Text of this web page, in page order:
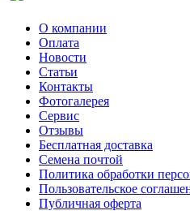
Тмин
Трава для чая
Туласи
Укроп
Фенхель пряный
Хризантема овощная
Цикорий пряный
Цикорий салатный
Черемша
Шпинат
Щавель
Эндивий
Эстрагон
О компании
Оплата
Новости
Статьи
Контакты
Фотогалерея​
Сервис
Отзывы
Бесплатная доставка
Семена почтой
Политика обработки
Пользовательское
Публичная оферта